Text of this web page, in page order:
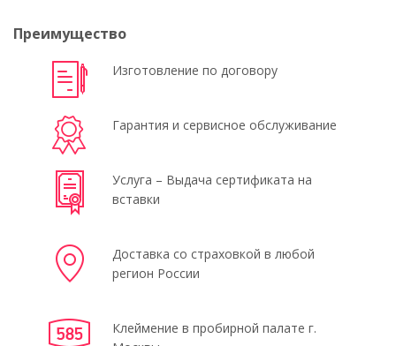
Преимущество
Изготовление по договору
Гарантия и сервисное обслуживание
Услуга – Выдача сертификата на
вставки
Доставка со страховкой в любой
регион России
Клеймение в пробирной палате г.